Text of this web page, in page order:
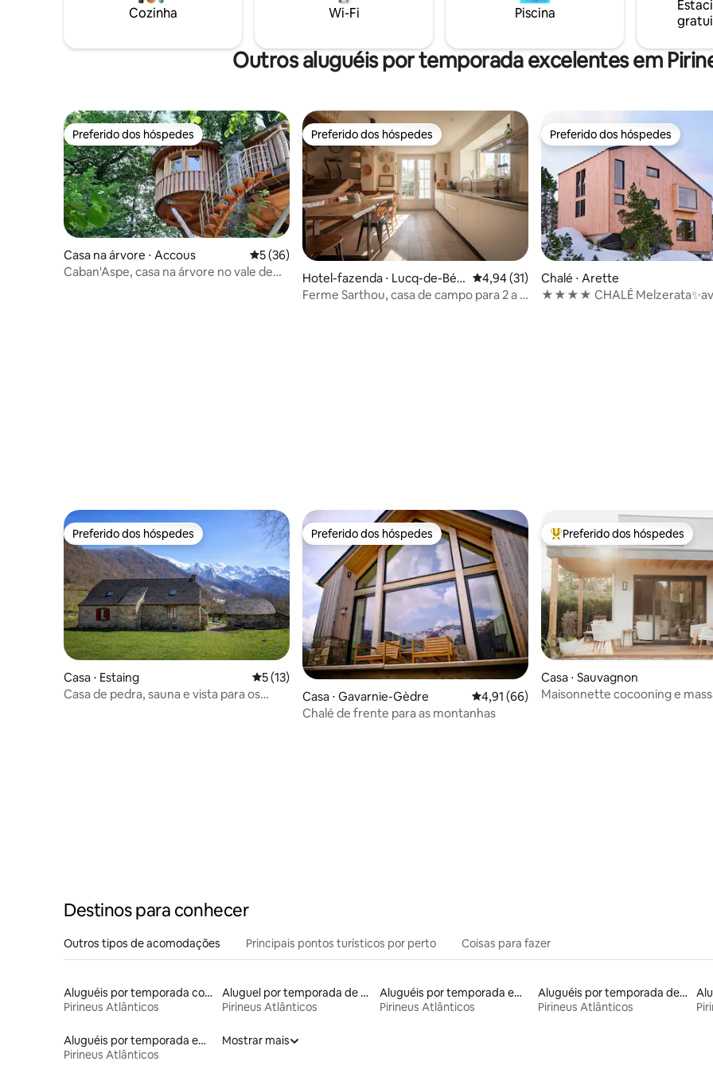
frios e queijos (€ 24) disponível à noite
(solicite com 48 horas de antecedência)
Fogão a lenha Cestas de café da manhã e
serviços gourmet opcionais
Cozinha Wi-Fi Piscina
Outros aluguéis por temporada excelentes em
Preferido dos hóspedes
Preferido dos hóspedes
Casa na árvore ⋅ Accous 5 de uma avaliação média de 5, 36 avaliações
5 (36)
Caban'Aspe, casa na árvore no vale de
Preferido dos hóspedes
Preferido dos hóspedes
Hotel-fazenda ⋅ Lucq-de-Béa
rn
4,94 de uma avaliação média de 5, 31
4,94 (31)
Ferme Sarthou, casa de campo para 2 a 6
Preferido dos hóspedes
Preferido dos hóspedes
Chalé ⋅ Arette
★★★★ CHALÉ
Preferido dos hóspedes
Preferido dos hóspedes
Casa ⋅ Estaing 5 de uma avaliação média de 5, 13 avaliações
5 (13)
Casa de pedra, sauna e vista para os
Preferido dos hóspedes
Preferido dos hóspedes
Casa ⋅ Gavarnie-Gèdre 4,91 de uma avaliação média de 5, 66
4,91 (66)
Chalé de frente para as montanhas
Entre os melhores preferidos
Preferido dos hóspedes
Casa ⋅ Sauvagnon
Maisonnette cocooning e
Destinos para conhecer
Outros tipos de acomodações Principais pontos turísticos por perto Coisas para fazer
Aluguéis por temporada com café da manhã
Pirineus Atlânticos
Aluguel por temporada de alojamentos ecológicos
Pirineus Atlânticos
Aluguéis por temporada em albergue
Pirineus Atlânticos
Aluguéis por temporada de celeiros
Pirineus Atlânticos
Aluguéis por temporada em hotéis-fazenda
Pirineus Atlânticos
Mostrar mais